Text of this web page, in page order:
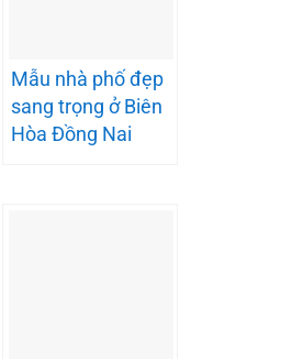
Mẫu nhà phố đẹp
sang trọng ở Biên
Hòa Đồng Nai